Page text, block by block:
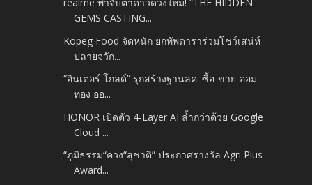
GEMS CASTING...
Kopeg Food จัดหนัก ยกทัพดาราร่วมโชว์เสน่ห์
ปลายจวัก...
“อินเตอร์ โกลด์” รุกสร้างฐานลค. ซื้อ-ขาย-ออม
ทอง ออ...
HONOR เปิดตัว 4-Layer AI ล้ำกว่าด้วย Google
Cloud ...
“ภูมิธรรม“ควง“สุชาติ” ประกาศรางวัล Agri Plus
Award...